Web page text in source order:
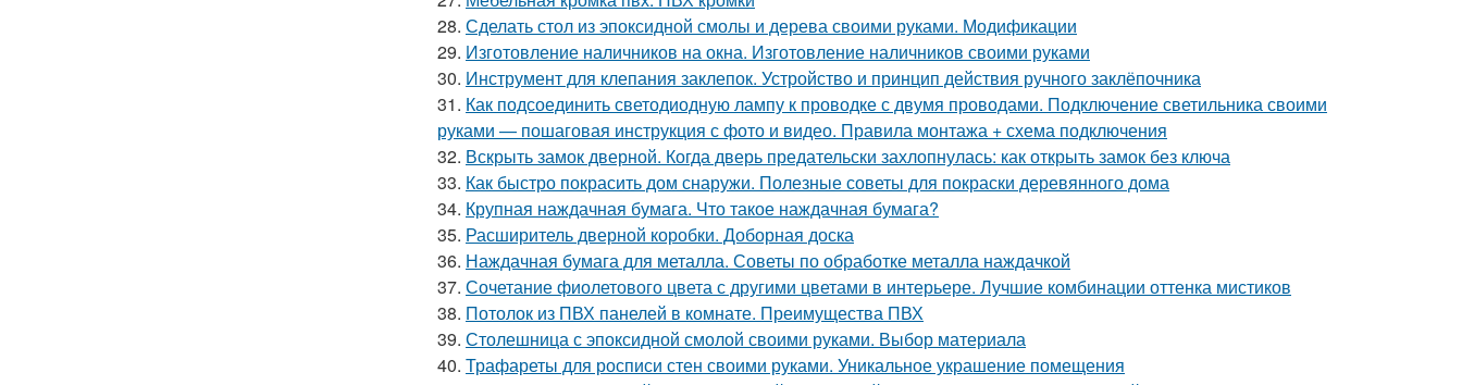
28. Сделать стол из эпоксидной смолы и дерева своими руками. Модификации
29. Изготовление наличников на окна. Изготовление наличников своими руками
30. Инструмент для клепания заклепок. Устройство и принцип действия ручного заклёпочника
31. Как подсоединить светодиодную лампу к проводке с двумя проводами. Подключение светильника своими
руками — пошаговая инструкция с фото и видео. Правила монтажа + схема подключения
32. Вскрыть замок дверной. Когда дверь предательски захлопнулась: как открыть замок без ключа
33. Как быстро покрасить дом снаружи. Полезные советы для покраски деревянного дома
34. Крупная наждачная бумага. Что такое наждачная бумага?
35. Расширитель дверной коробки. Доборная доска
36. Наждачная бумага для металла. Советы по обработке металла наждачкой
37. Сочетание фиолетового цвета с другими цветами в интерьере. Лучшие комбинации оттенка мистиков
38. Потолок из ПВХ панелей в комнате. Преимущества ПВХ
39. Столешница с эпоксидной смолой своими руками. Выбор материала
40. Трафареты для росписи стен своими руками. Уникальное украшение помещения